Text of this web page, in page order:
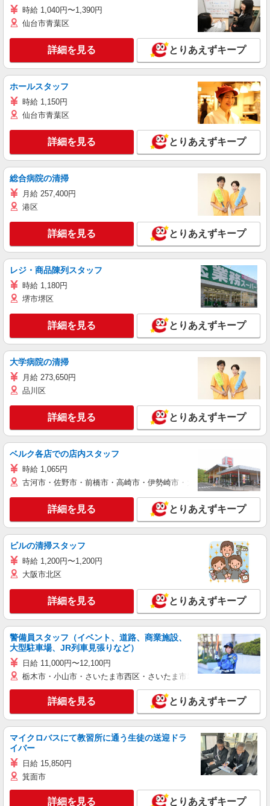
時給 1,040円〜1,390円
仙台市青葉区
詳細を見る とりあえずキープ
ホールスタッフ
時給 1,150円
仙台市青葉区
詳細を見る とりあえずキープ
総合病院の清掃
月給 257,400円
港区
詳細を見る とりあえずキープ
レジ・商品陳列スタッフ
時給 1,180円
堺市堺区
詳細を見る とりあえずキープ
大学病院の清掃
月給 273,650円
品川区
詳細を見る とりあえずキープ
ベルク各店での店内スタッフ
時給 1,065円
古河市・佐野市・前橋市・高崎市・伊勢崎市・太田市・館林市・藤
詳細を見る とりあえずキープ
ビルの清掃スタッフ
時給 1,200円〜1,200円
大阪市北区
詳細を見る とりあえずキープ
警備員スタッフ（イベント、道路、商業施設、
大型駐車場、JR列車見張りなど）
日給 11,000円〜12,100円
栃木市・小山市・さいたま市西区・さいたま市岩槻区・久喜市・蓮田
詳細を見る とりあえずキープ
マイクロバスにて教習所に通う生徒の送迎ドラ
イバー
日給 15,850円
箕面市
詳細を見る とりあえずキープ